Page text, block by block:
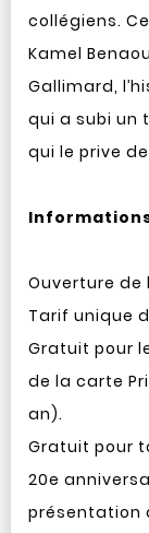
collégiens.
Kamel
Gallimard,
qui a subi un
qui le prive
Ouverture de
Tarif unique
Gratuit pour
de la carte
an).
Gratuit pour
20e
présentation